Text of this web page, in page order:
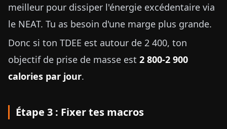
meilleur pour dissiper l'énergie excédentaire via
le NEAT. Tu as besoin d'une marge plus grande.
Donc si ton TDEE est autour de 2 400, ton
objectif de prise de masse est 2 800-2 900
calories par jour.
Étape 3 : Fixer tes macros